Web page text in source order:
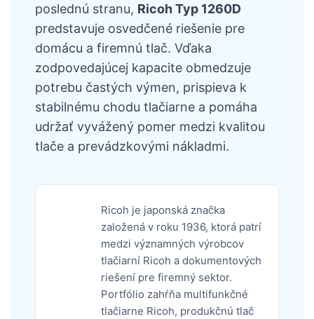
poslednú stranu, Ricoh Typ 1260D
predstavuje osvedčené riešenie pre
domácu a firemnú tlač. Vďaka
zodpovedajúcej kapacite obmedzuje
potrebu častých výmen, prispieva k
stabilnému chodu tlačiarne a pomáha
udržať vyvážený pomer medzi kvalitou
tlače a prevádzkovými nákladmi.
Ricoh je japonská značka
založená v roku 1936, ktorá patrí
medzi významných výrobcov
tlačiarní Ricoh a dokumentových
riešení pre firemný sektor.
Portfólio zahŕňa multifunkčné
tlačiarne Ricoh, produkčnú tlač